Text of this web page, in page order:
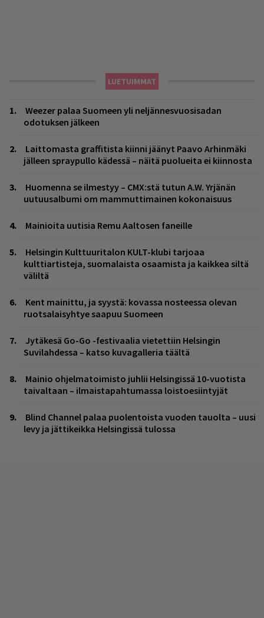
LUETUIMMAT
Weezer palaa Suomeen yli neljännesvuosisadan
odotuksen jälkeen
Laittomasta graffitista kiinni jäänyt Paavo Arhinmäki
jälleen spraypullo kädessä – näitä puolueita ei kiinnosta
Huomenna se ilmestyy – CMX:stä tutun A.W. Yrjänän
uutuusalbumi om mammuttimainen kokonaisuus
Mainioita uutisia Remu Aaltosen faneille
Helsingin Kulttuuritalon KULT-klubi tarjoaa
kulttiartisteja, suomalaista osaamista ja kaikkea siltä
väliltä
Kent mainittu, ja syystä: kovassa nosteessa olevan
ruotsalaisyhtye saapuu Suomeen
Jytäkesä Go-Go -festivaalia vietettiin Helsingin
Suvilahdessa – katso kuvagalleria täältä
Mainio ohjelmatoimisto juhlii Helsingissä 10-vuotista
taivaltaan – ilmaistapahtumassa loistoesiintyjät
Blind Channel palaa puolentoista vuoden tauolta – uusi
levy ja jättikeikka Helsingissä tulossa